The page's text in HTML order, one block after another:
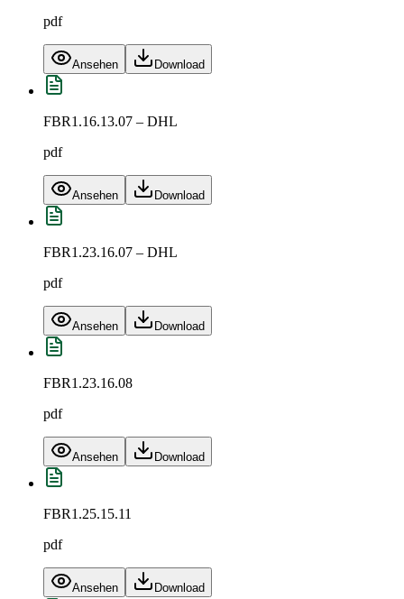
pdf
Ansehen Download
FBR1.16.13.07 – DHL
pdf
Ansehen Download
FBR1.23.16.07 – DHL
pdf
Ansehen Download
FBR1.23.16.08
pdf
Ansehen Download
FBR1.25.15.11
pdf
Ansehen Download